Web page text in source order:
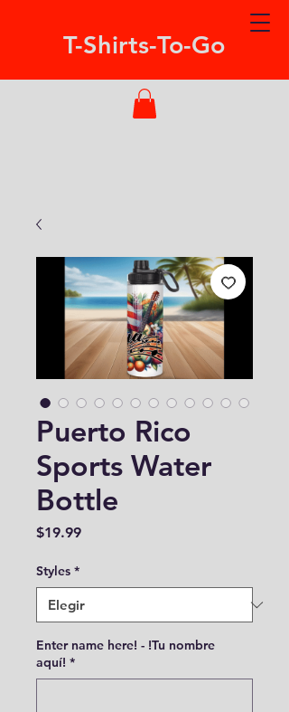
T-Shirts-To-Go
Puerto Rico
Sports Water
Bottle
$19.99Precio
Styles *
Enter name here! - !Tu nombre
aquí! *